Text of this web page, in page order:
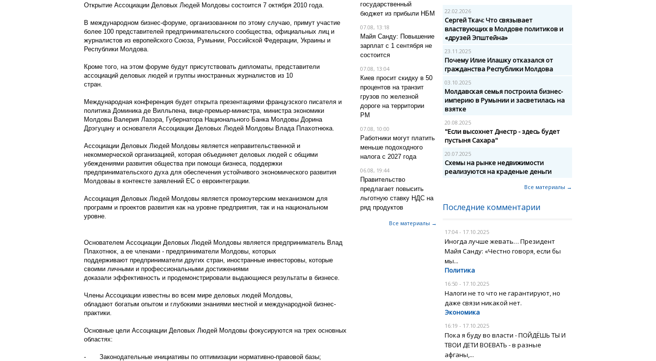
Открытие Ассоциации Деловых Людей Молдовы состоится 7 октября 2010 года.
В международном бизнес-форуме, организованном по этому случаю, примут участие
более 100 представителей предпринимательского сообщества, официальных лиц и
журналистов из европейского Союза, Румынии, Российской Федерации, Украины и
Республики Молдова.
Кроме того, на этом форуме будут присутствовать дипломаты, представители
ассоциаций деловых людей и группы иностранных журналистов из 10
стран.
Международная конференция будет открыта презентациями французского писателя и
политика Доминика де Вилльпена, вице-премьер-министра, министра экономики
Молдовы Валерия Лазэра, Губернатора Национального Банка Молдовы Дорина
Дрэгуцану и основателя Ассоциации Деловых Людей Молдовы Влада Плахотнюка.
Ассоциации Деловых Людей Молдовы является неправительственной и
некоммерческой организацией, которая объединяет деловых людей с общими
убеждениями развития общества при помощи бизнеса, поддержки
предпринимательского духа для обеспечения устойчивого экономического развития
Молдоваы в контексте заявлений ЕС о евроинтеграции.
Ассоциация Деловых Людей Молдовы является промоутерским механизмом для
программ и проектов развития как на уровне предприятия, так и на национальном
уровне.
Основателем Ассоциации Деловых Людей Молдовы является предприниматель Влад
Плахотнюк, а ее членами - предприниматели Молдовы, которых
поддерживают предприниматели других стран, иностранные инвесторовы, которые
своими личными и профессиональными достижениями
доказали эффективность и продемонстрировали выдающиеся результаты в бизнесе.
Члены Ассоциации известны во всем мире деловых людей Молдовы,
обладают богатым опытом и глубокими знаниями местной и международной бизнес-
практики.
Основные цели Ассоциации Деловых Людей Молдовы фокусируются на трех основных
областях:
- Законодательные инициативы по оптимизации нормативно-правовой базы;
государственный
бюджет из прибыли НБМ
07.08, 13:18
Майя Санду: Повышение
зарплат с 1 сентября не
состоится
07.08, 13:04
Киев просит скидку в 50
процентов на транзит
грузов по железной
дороге на территории
РМ
07.08, 10:00
Работники могут платить
меньше подоходного
налога с 2027 года
06.08, 19:44
Правительство
предлагает повысить
льготную ставку НДС на
ряд продуктов
Все материалы →
22.02.2026
Сергей Ткач: Что связывает
властвующих в Молдове политиков и
«друзей Эпштейна»
23.11.2025
Почему Илие Илашку отказался от
гражданства Республики Молдова
03.10.2025
Молдавская семья построила бизнес-
империю в Румынии и засветилась на
взятке
20.08.2025
"Если высохнет Днестр - здесь будет
пустыня Сахара"
20.07.2025
Схемы на рынке недвижимости
реализуются на краденые деньги
Все материалы →
Последние комментарии
17:04 - 17.10.2025
Иногда лучше жевать… Президент
Майя Санду: «Честно говоря, если бы
мы...
Политика
16:50 - 17.10.2025
Налоги не то что не гарантируют, но
даже связи никакой нет.
Экономика
16:19 - 17.10.2025
Пока я буду во власти - ПОЙДЁШЬ ТЫ И
ТВОИ ДЕТИ ВОЕВАТЬ - в разные
афганы,...